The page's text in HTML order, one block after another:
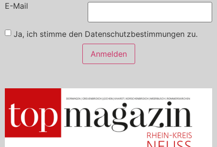
E-Mail
Ja, ich stimme den Datenschutzbestimmungen zu.
Anmelden